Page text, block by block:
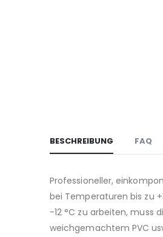
BESCHREIBUNG FAQ
Professioneller,
bei Temperaturen bis zu
-12 °C zu arbeiten, muss
weichgemachtem PVC